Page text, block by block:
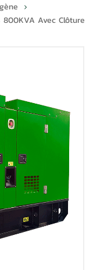
800KVA Avec Clôture